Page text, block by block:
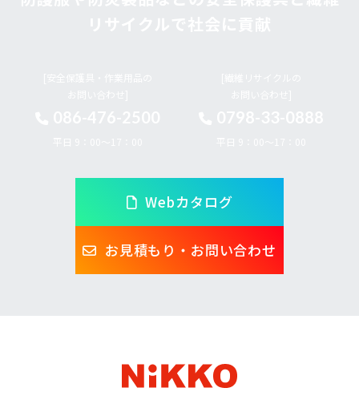
Webカタログ
お見積もり・お問い合わせ